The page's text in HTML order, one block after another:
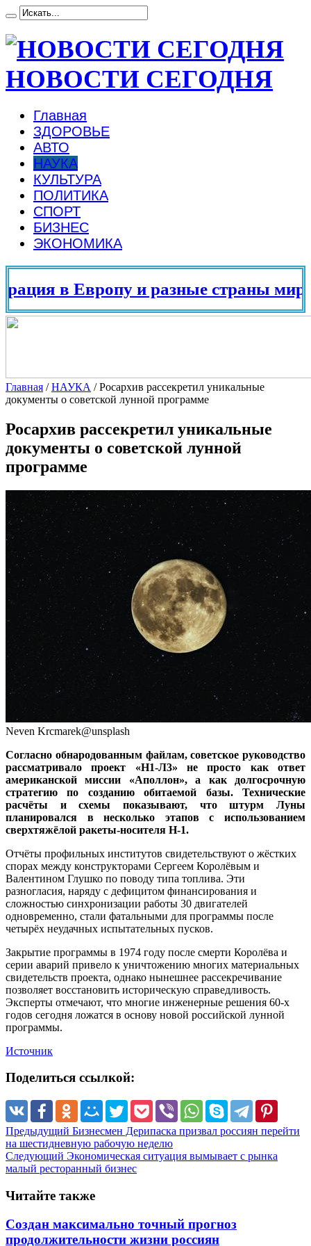
НОВОСТИ СЕГОДНЯ
Главная
ЗДОРОВЬЕ
АВТО
НАУКА
КУЛЬТУРА
ПОЛИТИКА
СПОРТ
БИЗНЕС
ЭКОНОМИКА
в Европу и разные страны мира в
Главная /НАУКА /Росархив рассекретил уникальные
документы о советской лунной программе
Росархив рассекретил уникальные
документы о советской лунной
программе
Neven Krcmarek@unsplash
Согласно обнародованным файлам, советское руководство
рассматривало проект «Н1-Л3» не просто как ответ
американской миссии «Аполлон», а как долгосрочную
стратегию по созданию обитаемой базы. Технические
расчёты и схемы показывают, что штурм Луны
планировался в несколько этапов с использованием
сверхтяжёлой ракеты-носителя Н-1.
Отчёты профильных институтов свидетельствуют о жёстких
спорах между конструкторами Сергеем Королёвым и
Валентином Глушко по поводу типа топлива. Эти
разногласия, наряду с дефицитом финансирования и
сложностью синхронизации работы 30 двигателей
одновременно, стали фатальными для программы после
четырёх неудачных испытательных пусков.
Закрытие программы в 1974 году после смерти Королёва и
серии аварий привело к уничтожению многих материальных
свидетельств проекта, однако нынешнее рассекречивание
позволяет восстановить историческую справедливость.
Эксперты отмечают, что многие инженерные решения 60-х
годов сегодня ложатся в основу новой российской лунной
программы.
Источник
Поделиться ссылкой:
Предыдущий Бизнесмен Дерипаска призвал россиян перейти
на шестидневную рабочую неделю
Следующий Экономическая ситуация вымывает с рынка
малый ресторанный бизнес
Читайте также
Создан максимально точный прогноз
продолжительности жизни россиян